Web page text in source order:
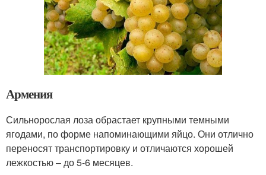
Армения
Сильнорослая лоза обрастает крупными темными
ягодами, по форме напоминающими яйцо. Они отлично
переносят транспортировку и отличаются хорошей
лежкостью – до 5-6 месяцев.